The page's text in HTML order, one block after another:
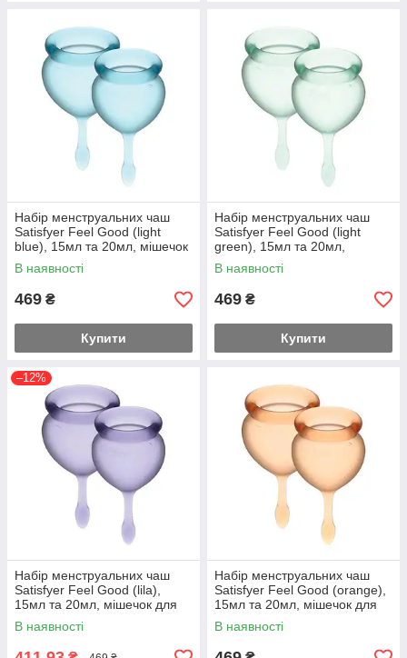
Набір менструальних чаш
Satisfyer Feel Good (light
blue), 15мл та 20мл, мішечок
для зберігання Feromon
В наявності
469 ₴
Купити
Набір менструальних чаш
Satisfyer Feel Good (light
green), 15мл та 20мл,
мішечок для зберігання
Feromon
В наявності
469 ₴
Купити
–12%
Набір менструальних чаш
Satisfyer Feel Good (lila),
15мл та 20мл, мішечок для
зберігання Feromon
В наявності
Набір менструальних чаш
Satisfyer Feel Good (orange),
15мл та 20мл, мішечок для
зберігання Feromon
В наявності